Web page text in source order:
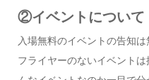
②イベントについて
入場無料のイベントの告知は
フライヤーのないイベント